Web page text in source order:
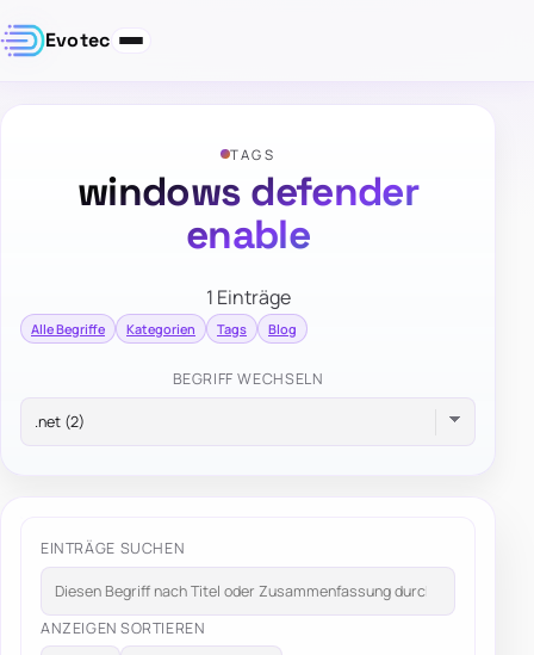
Evotec
TAGS
windows defender
enable
1 Einträge
Alle Begriffe Kategorien Tags Blog
BEGRIFF WECHSELN
EINTRÄGE SUCHEN
ANZEIGEN SORTIEREN